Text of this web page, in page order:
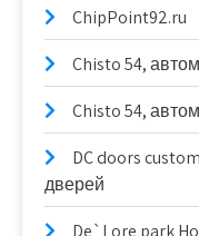
ChipPoint92.ru
Chisto 54,
Chisto 54,
DC doors
дверей
De`Lore park